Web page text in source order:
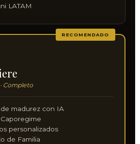
LATAM
RECOMENDADO
Completo
madurez con IA
personalizados
de Familia